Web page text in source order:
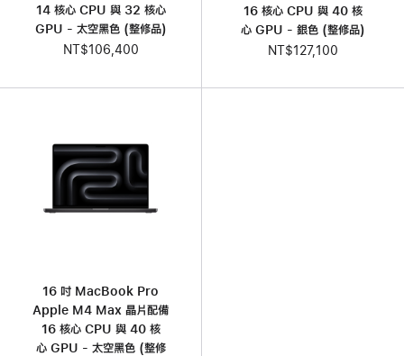
14 核心 CPU 與 32 核心
GPU - 太空黑色 (整修品)
NT$106,400
16 核心 CPU 與 40 核
心 GPU - 銀色 (整修品)
NT$127,100
16 吋 MacBook Pro
Apple M4 Max 晶片配備
16 核心 CPU 與 40 核
心 GPU - 太空黑色 (整修